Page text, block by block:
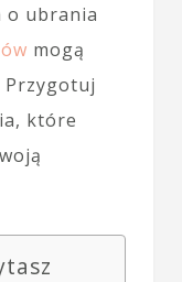
o ubrania
mogą
Przygotuj
które